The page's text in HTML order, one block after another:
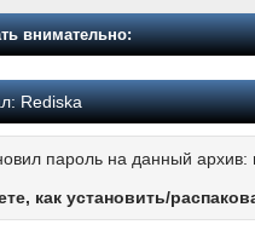
внимательно:
Rediska
пароль на данный архив:
как установить/